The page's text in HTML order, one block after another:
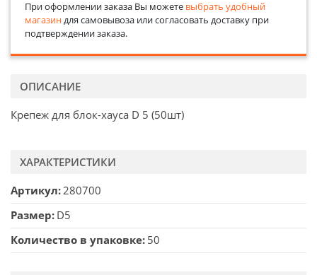
При оформлении заказа Вы можете выбрать удобный
магазиндля самовывоза или согласовать доставку при
подтверждении заказа.
ОПИСАНИЕ
Крепеж для блок-хауса D 5 (50шт)
ХАРАКТЕРИСТИКИ
Артикул 280700
Размер D5
Количество в упаковке 50